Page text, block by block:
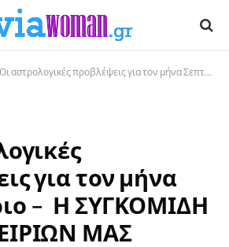
Οι αστρολογικές προβλέψεις για τον μήνα Σεπτέμβριο – Η ΣΥΓΚΟΜΙΔΗ ΤΩΝ ΕΜΠΕΙΡΙΩΝ ΜΑΣ
για τον μήνα
– Η ΣΥΓΚΟΜΙΔΗ
ΜΑΣ